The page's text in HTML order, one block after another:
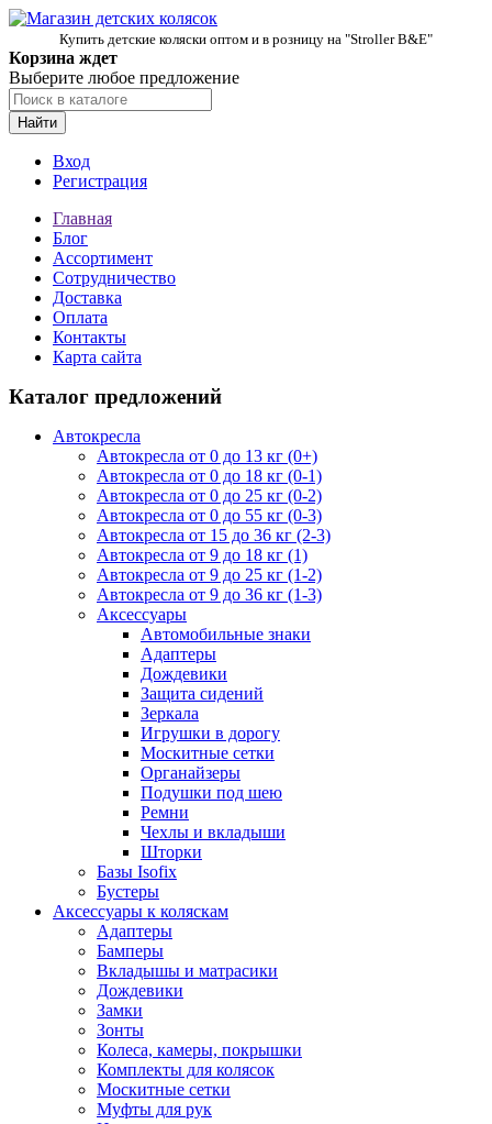
Купить детские коляски оптом и в розницу на "Stroller B&E"
Корзина ждет
Выберите любое предложение
Найти
Вход
Регистрация
Главная
Блог
Ассортимент
Сотрудничество
Доставка
Оплата
Контакты
Карта сайта
Каталог предложений
Автокресла
Автокресла от 0 до 13 кг (0+)
Автокресла от 0 до 18 кг (0-1)
Автокресла от 0 до 25 кг (0-2)
Автокресла от 0 до 55 кг (0-3)
Автокресла от 15 до 36 кг (2-3)
Автокресла от 9 до 18 кг (1)
Автокресла от 9 до 25 кг (1-2)
Автокресла от 9 до 36 кг (1-3)
Аксессуары
Автомобильные знаки
Адаптеры
Дождевики
Защита сидений
Зеркала
Игрушки в дорогу
Москитные сетки
Органайзеры
Подушки под шею
Ремни
Чехлы и вкладыши
Шторки
Базы Isofix
Бустеры
Аксессуары к коляскам
Адаптеры
Бамперы
Вкладышы и матрасики
Дождевики
Замки
Зонты
Колеса, камеры, покрышки
Комплекты для колясок
Москитные сетки
Муфты для рук